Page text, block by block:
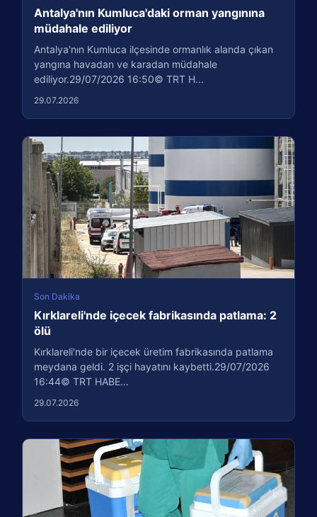
Antalya'nın Kumluca'daki orman yangınına
müdahale ediliyor
Antalya'nın Kumluca ilçesinde ormanlık alanda çıkan
yangına havadan ve karadan müdahale
ediliyor.29/07/2026 16:50© TRT H...
29.07.2026
Son Dakika
Kırklareli'nde içecek fabrikasında patlama: 2
ölü
Kırklareli'nde bir içecek üretim fabrikasında patlama
meydana geldi. 2 işçi hayatını kaybetti.29/07/2026
16:44© TRT HABE...
29.07.2026